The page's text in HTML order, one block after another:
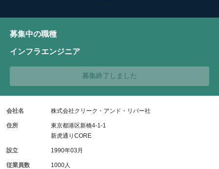
募集中の職種
インフラエンジニア
募集終了しました
会社名 株式会社クリーク・アンド・リバー社
住所
東京都港区新橋4-1-1
新虎通りCORE
設立 1990年03月
従業員数 1000人